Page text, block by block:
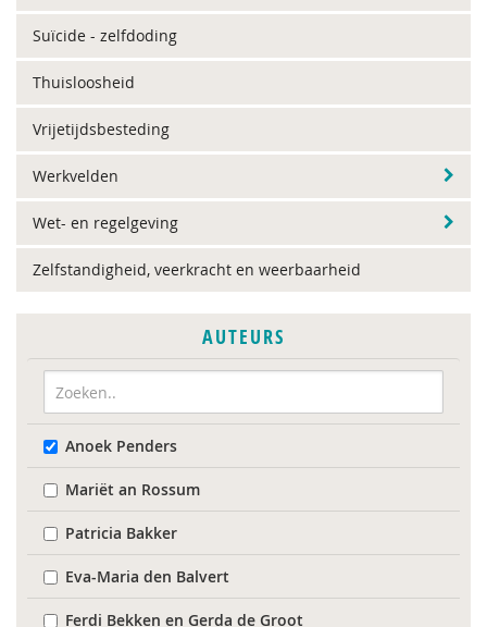
Suïcide - zelfdoding
Thuisloosheid
Vrijetijdsbesteding
Werkvelden
Wet- en regelgeving
Zelfstandigheid, veerkracht en weerbaarheid
AUTEURS
Anoek Penders
Mariët an Rossum
Patricia Bakker
Eva-Maria den Balvert
Ferdi Bekken en Gerda de Groot